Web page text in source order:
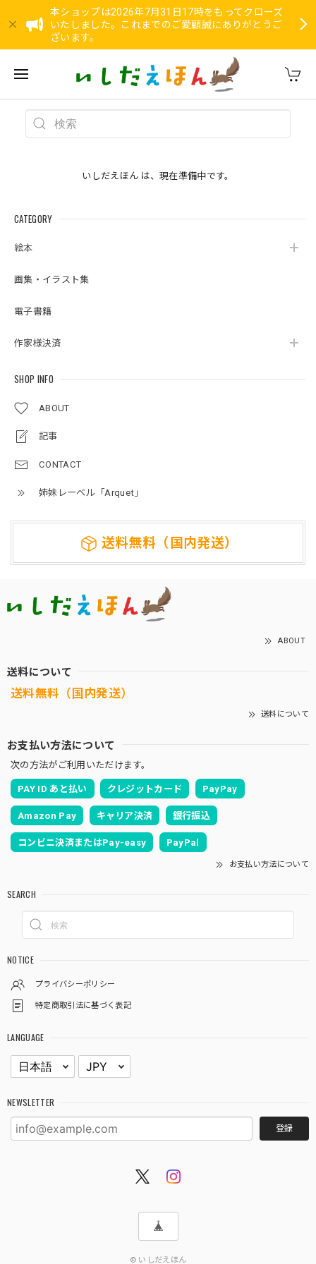
本ショップは2026年7月31日17時をもってクローズ
いたしました。これまでのご愛顧誠にありがとうご
ざいます。
CATEGORY
絵本
画集・イラスト集
電子書籍
作家様決済
SHOP INFO
ABOUT
記事
CONTACT
姉妹レーベル「Arquet」
送料無料（国内発送）
いしだえほん は、現在準備中です。
ABOUT
送料について
送料無料（国内発送）
送料について
お支払い方法について
次の方法がご利用いただけます。
PAY ID あと払い クレジットカード PayPay
Amazon Pay キャリア決済 銀行振込
コンビニ決済またはPay-easy PayPal
お支払い方法について
SEARCH
NOTICE
プライバシーポリシー
特定商取引法に基づく表記
LANGUAGE
NEWSLETTER
登録
© いしだえほん